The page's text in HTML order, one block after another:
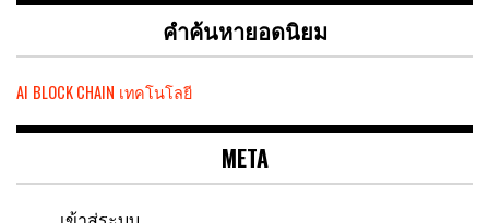
คำค้นหายอดนิยม
AI BLOCK CHAIN เทคโนโลยี
META